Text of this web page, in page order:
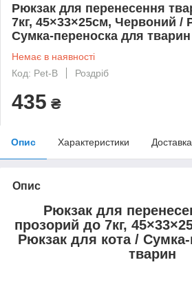
Рюкзак для перенесення
7кг, 45×33×25см, Червоний /
Сумка-переноска для тварин
Немає в наявності
Код: Pet-B
Роздріб
435 ₴
Опис Характеристики Доставка
Опис
Рюкзак для
прозорий до 7кг,
Рюкзак для кота /
тварин